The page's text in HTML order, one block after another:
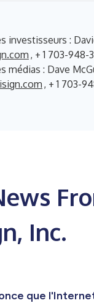
investisseurs :
, + 1 703-948-
médias : Dave
, + 1 703-
Inc.
que